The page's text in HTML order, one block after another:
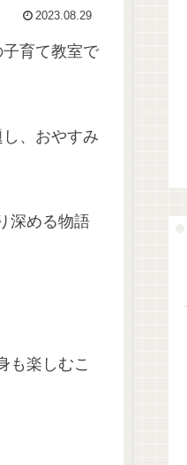
2023.08.29
育て教室で
、おやすみ
深める物語
も楽しむこ